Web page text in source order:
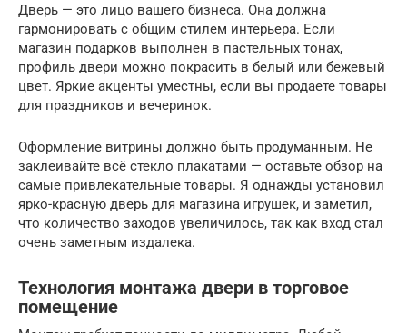
Дверь — это лицо вашего бизнеса. Она должна
гармонировать с общим стилем интерьера. Если
магазин подарков выполнен в пастельных тонах,
профиль двери можно покрасить в белый или бежевый
цвет. Яркие акценты уместны, если вы продаете товары
для праздников и вечеринок.
Оформление витрины должно быть продуманным. Не
заклеивайте всё стекло плакатами — оставьте обзор на
самые привлекательные товары. Я однажды установил
ярко-красную дверь для магазина игрушек, и заметил,
что количество заходов увеличилось, так как вход стал
очень заметным издалека.
Технология монтажа двери в торговое
помещение